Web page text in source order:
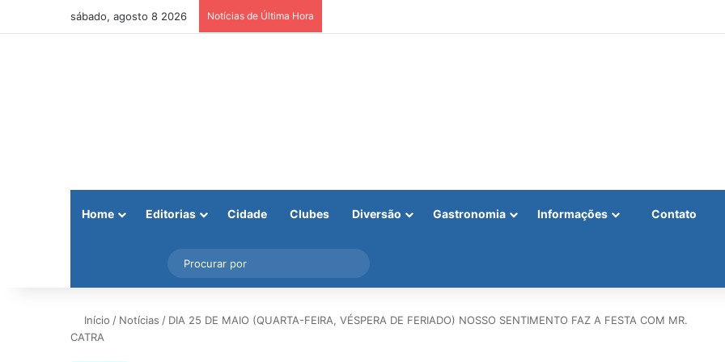
sábado, agosto 8 2026 Notícias de Última Hora
Home Editorias Cidade Clubes Diversão Gastronomia Informações Contato
Instagram
Barra Lateral
por
Início / Notícias / DIA 25 DE MAIO (QUARTA-FEIRA, VÉSPERA DE FERIADO) NOSSO SENTIMENTO FAZ A FESTA COM MR.
CATRA